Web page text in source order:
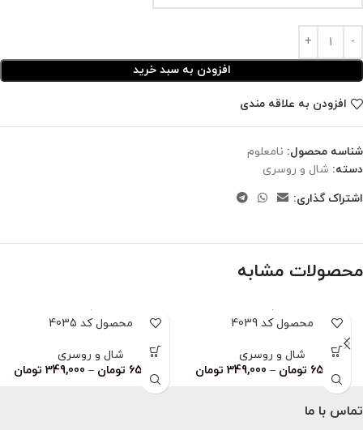
افزودن به سبد خرید
افزودن به علاقه مندی
شناسه محصول: نامعلوم
دسته: شال و روسری
اشتراک گذاری:
محصولات مشابه
محصول کد 4039
شال و روسری
659,000 تومان –
349,000 تومان
محصول کد 4035
شال و روسری
659,000 تومان –
349,000 تومان
تماس با ما